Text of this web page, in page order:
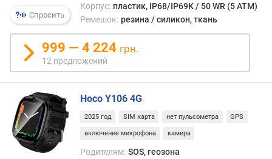
е
н
н
а
я
п
а
м
я
т
ь
Спросить
Корпус: пластик, IP68/IP69K / 50 WR (5 ATM)
Ремешок: резина / силикон, ткань
999 — 4 224 грн.
12 предложений
Hoco Y106 4G
2025 год SIM карта нет пульсометра GPS
включение микрофона камера
Родителям: SOS, геозона